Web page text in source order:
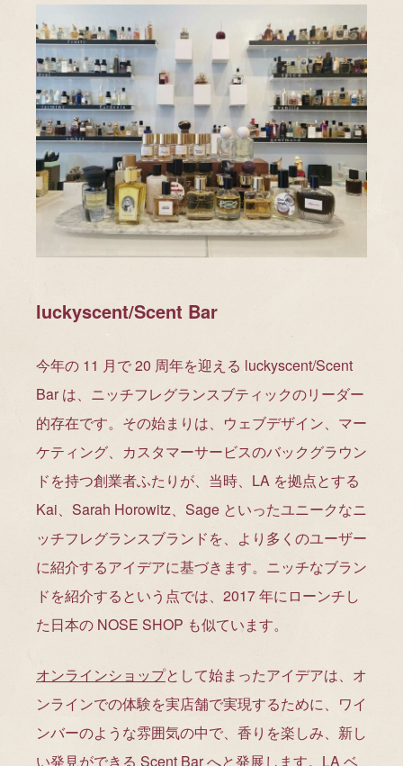
luckyscent/Scent Bar
今年の 11 月で 20 周年を迎える luckyscent/Scent
Bar は、ニッチフレグランスブティックのリーダー
的存在です。その始まりは、ウェブデザイン、マー
ケティング、カスタマーサービスのバックグラウン
ドを持つ創業者ふたりが、当時、LA を拠点とする
Kai、Sarah Horowitz、Sage といったユニークなニ
ッチフレグランスブランドを、より多くのユーザー
に紹介するアイデアに基づきます。ニッチなブラン
ドを紹介するという点では、2017 年にローンチし
た日本の NOSE SHOP も似ています。
オンラインショップとして始まったアイデアは、オ
ンラインでの体験を実店舗で実現するために、ワイ
ンバーのような雰囲気の中で、香りを楽しみ、新し
い発見ができる Scent Bar へと発展します。LA ベ